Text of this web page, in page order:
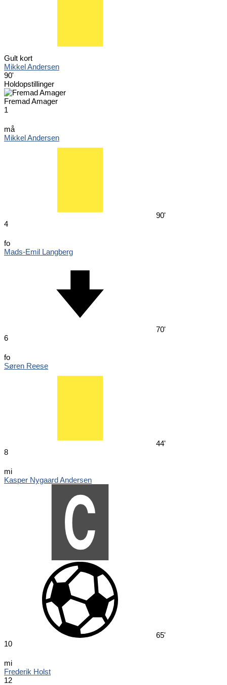
Gult kort
Mikkel Andersen
90'
Holdopstillinger
Fremad Amager
1
må
Mikkel Andersen
90'
4
fo
Mads-Emil Langberg
70'
6
fo
Søren Reese
44'
8
mi
Kasper Nygaard Andersen
65'
10
mi
Frederik Holst
12